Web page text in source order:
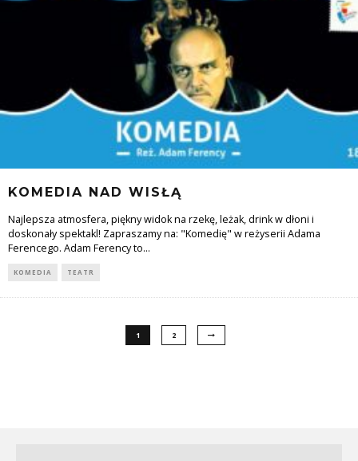
KOMEDIA NAD WISŁĄ
Najlepsza atmosfera, piękny widok na rzekę, leżak, drink w dłoni i
doskonały spektakl! Zapraszamy na: "Komedię" w reżyserii Adama
Ferencego. Adam Ferency to...
KOMEDIA TEATR
1 2